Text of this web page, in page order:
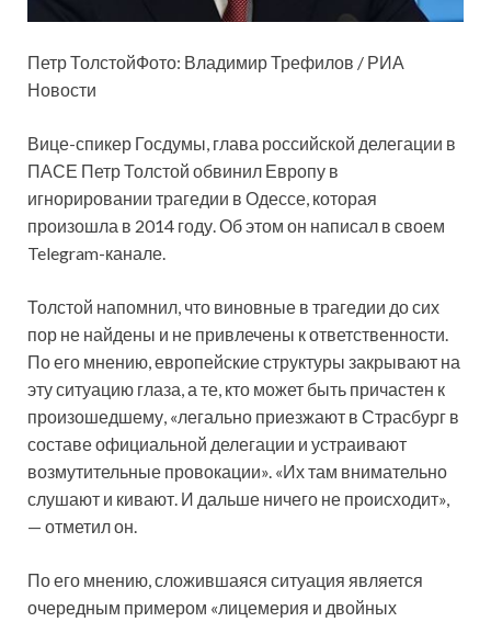
Петр ТолстойФото: Владимир Трефилов / РИА
Новости
Вице-спикер Госдумы, глава российской делегации в
ПАСЕ Петр Толстой обвинил Европу в
игнорировании трагедии в Одессе, которая
произошла в 2014 году. Об этом он написал в своем
Telegram-канале.
Толстой напомнил, что виновные в трагедии до сих
пор не найдены и не привлечены к ответственности.
По его мнению, европейские структуры закрывают на
эту ситуацию глаза, а те, кто может быть причастен к
произошедшему, «легально приезжают в Страсбург в
составе официальной делегации и устраивают
возмутительные провокации». «Их там внимательно
слушают и кивают. И дальше ничего не происходит»,
— отметил он.
По его мнению, сложившаяся ситуация является
очередным примером «лицемерия и двойных